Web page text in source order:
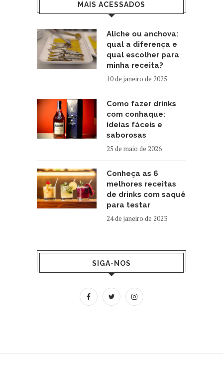
MAIS ACESSADOS
Aliche ou anchova:
qual a diferença e
qual escolher para
minha receita?
10 de janeiro de 2025
Como fazer drinks
com conhaque:
ideias fáceis e
saborosas
25 de maio de 2026
Conheça as 6
melhores receitas
de drinks com saquê
para testar
24 de janeiro de 2023
SIGA-NOS